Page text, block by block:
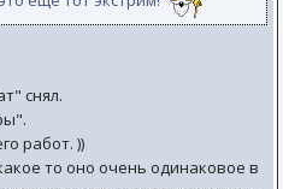
снял.
работ. ))
то оно очень одинаковое в